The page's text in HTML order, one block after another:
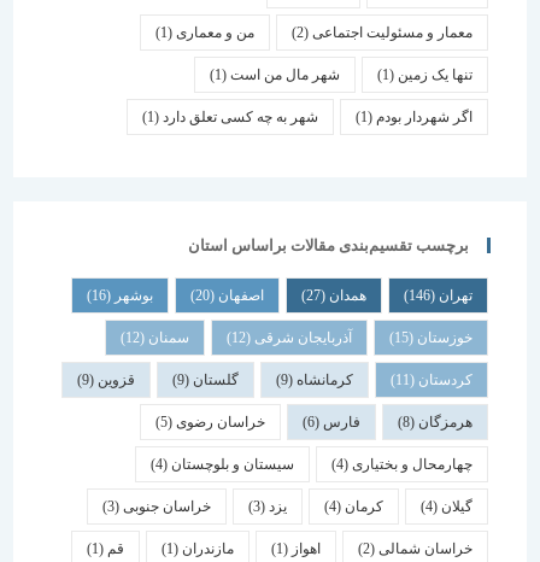
معمار و مسئولیت اجتماعی (2) من و معماری (1)
تنها یک زمین(1) شهر مال من است(1)
اگر شهردار بودم (1) شهر به چه کسی تعلق دارد(1)
برچسب تقسیم‌بندی مقالات براساس استان
همدان اصفهان (20) بوشهر
خوزستان(15) آذربایجان شرقی(12) سمنان (12)
کردستان(11) کرمانشاه(9) گلستان (9) قزوین
هرمزگان(8) فارس خراسان رضوی(5)
چهارمحال و بختیاری (4) سیستان و بلوچستان(4)
کرمان یزد خراسان جنوبی(3)
خراسان شمالی(2) اهواز مازندران(1) قم